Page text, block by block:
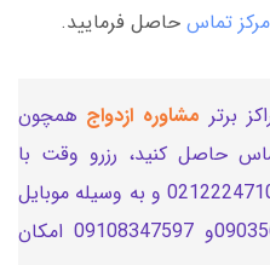
تماس حاصل فرمایید.
برتر مشاوره ازدواج همچون
حاصل کنید، رزرو وقت با
شماره های 02122354282و 02122247100 و به وسیله موبایل
از طریق شماره های 09035673050و 09108347597 امکان